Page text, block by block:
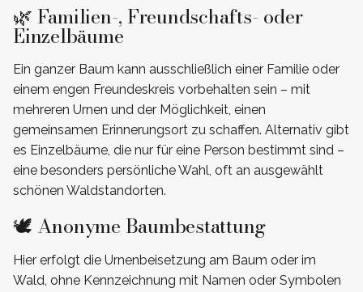
🌿 Familien-, Freundschafts- oder
Einzelbäume
Ein ganzer Baum kann ausschließlich einer Familie oder
einem engen Freundeskreis vorbehalten sein – mit
mehreren Urnen und der Möglichkeit, einen
gemeinsamen Erinnerungsort zu schaffen. Alternativ gibt
es Einzelbäume, die nur für eine Person bestimmt sind –
eine besonders persönliche Wahl, oft an ausgewählt
schönen Waldstandorten.
🕊️ Anonyme Baumbestattung
Hier erfolgt die Urnenbeisetzung am Baum oder im
Wald, ohne Kennzeichnung mit Namen oder Symbolen